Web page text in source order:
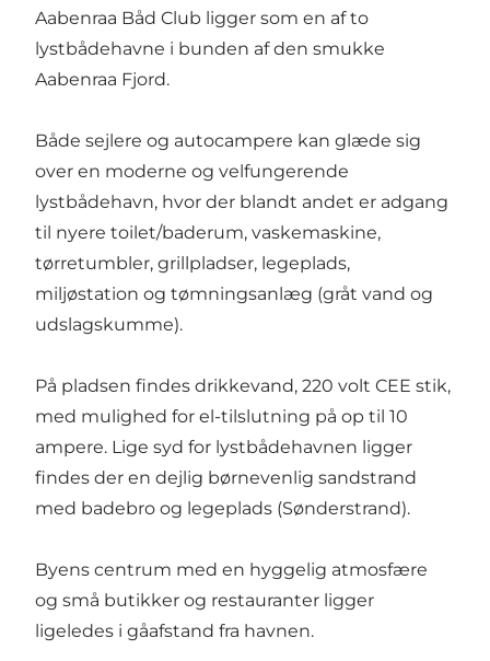
Aabenraa Båd Club ligger som en af to
lystbådehavne i bunden af den smukke
Aabenraa Fjord.
Både sejlere og autocampere kan glæde sig
over en moderne og velfungerende
lystbådehavn, hvor der blandt andet er adgang
til nyere toilet/baderum, vaskemaskine,
tørretumbler, grillpladser, legeplads,
miljøstation og tømningsanlæg (gråt vand og
udslagskumme).
På pladsen findes drikkevand, 220 volt CEE stik,
med mulighed for el-tilslutning på op til 10
ampere. Lige syd for lystbådehavnen ligger
findes der en dejlig børnevenlig sandstrand
med badebro og legeplads (Sønderstrand).
Byens centrum med en hyggelig atmosfære
og små butikker og restauranter ligger
ligeledes i gåafstand fra havnen.